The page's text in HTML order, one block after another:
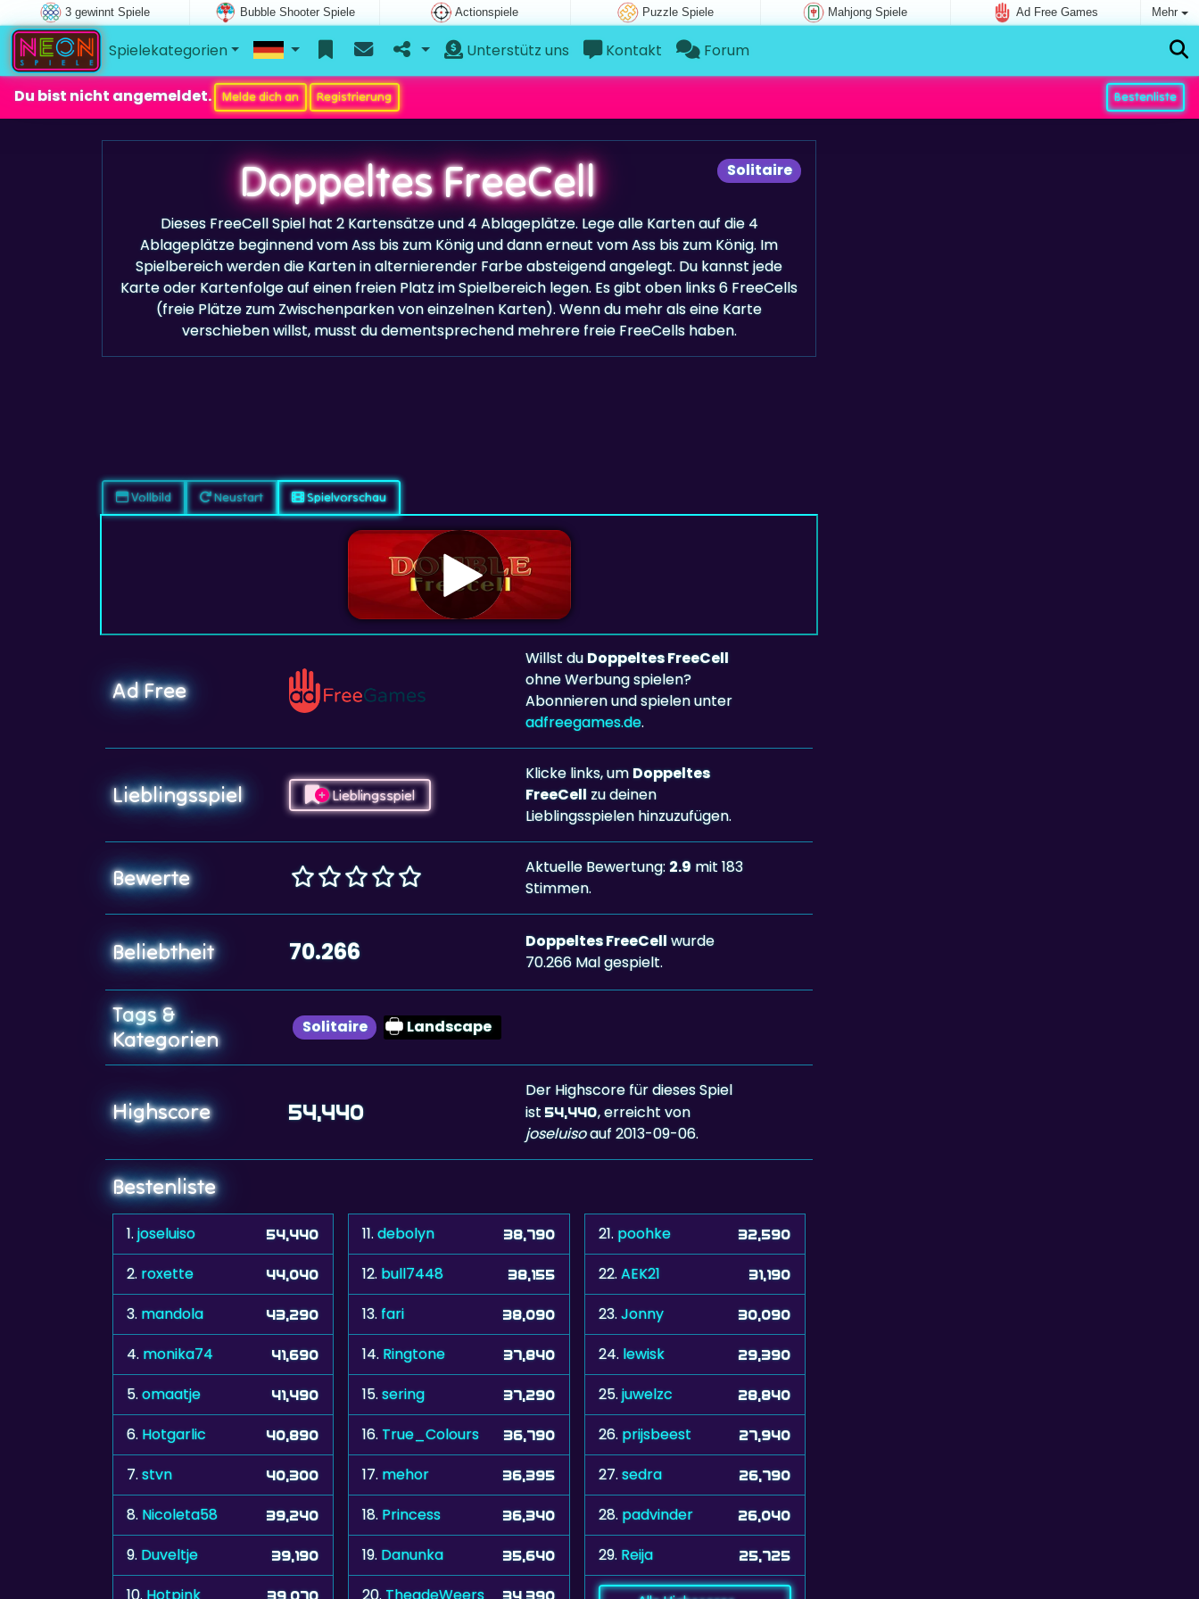
3 gewinnt Spiele Bubble Shooter Spiele Actionspiele Puzzle Spiele Mahjong Spiele Ad Free Games Mehr
Spielekategorien Unterstütz uns Kontakt Forum
Du bist nicht angemeldet. Melde dich an Registrierung Bestenliste
Solitaire
Doppeltes FreeCell
Dieses FreeCell Spiel hat 2 Kartensätze und 4 Ablageplätze. Lege alle Karten auf die 4
Ablageplätze beginnend vom Ass bis zum König und dann erneut vom Ass bis zum König. Im
Spielbereich werden die Karten in alternierender Farbe absteigend angelegt. Du kannst jede
Karte oder Kartenfolge auf einen freien Platz im Spielbereich legen. Es gibt oben links 6 FreeCells
(freie Plätze zum Zwischenparken von einzelnen Karten). Wenn du mehr als eine Karte
verschieben willst, musst du dementsprechend mehrere freie FreeCells haben.
Vollbild Neustart Spielvorschau
Ad Free
Willst duDoppeltes FreeCell
ohne Werbung spielen?
Abonnieren und spielen unter
adfreegames.de.
Lieblingsspiel Lieblingsspiel
Klicke links, umDoppeltes
FreeCellzu deinen
Lieblingsspielen hinzuzufügen.
Bewerte Aktuelle Bewertung:2.9mit 183
Stimmen.
Beliebtheit 70.266 Doppeltes FreeCellwurde
70.266 Mal gespielt.
Tags &
Kategorien
Solitaire Landscape
Highscore 54,440
Der Highscore für dieses Spiel
ist54,440, erreicht von
joseluisoauf 2013-09-06.
Bestenliste
1.joseluiso 54,440
2. roxette 44,040
3. mandola 43,290
4. monika74 41,690
5.omaatje 41,490
6. Hotgarlic 40,890
7.stvn 40,300
8. Nicoleta58 39,240
9. Duveltje 39,190
10. Hotpink 39,070
11.debolyn 38,790
12. bull7448 38,155
13.fari 38,090
14. Ringtone 37,840
15.sering 37,290
16. True_Colours 36,790
17. mehor 36,395
18. Princess 36,340
19. Danunka 35,640
20. TheadeWeers 34,390
21. poohke 32,590
22.AEK21 31,190
23.Jonny 30,090
24. lewisk 29,390
25.juwelzc 28,840
26. prijsbeest 27,940
27.sedra 26,790
28. padvinder 26,040
29. Reija 25,725